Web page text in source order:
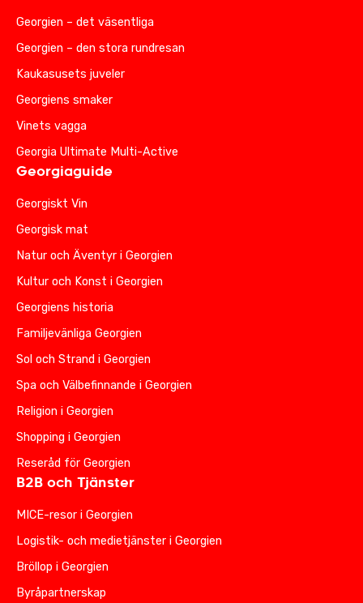
Georgien – det väsentliga
Georgien – den stora rundresan
Kaukasusets juveler
Georgiens smaker
Vinets vagga
Georgia Ultimate Multi-Active
Georgiaguide
Georgiskt Vin
Georgisk mat
Natur och Äventyr i Georgien
Kultur och Konst i Georgien
Georgiens historia
Familjevänliga Georgien
Sol och Strand i Georgien
Spa och Välbefinnande i Georgien
Religion i Georgien
Shopping i Georgien
Reseråd för Georgien
B2B och Tjänster
MICE-resor i Georgien
Logistik- och medietjänster i Georgien
Bröllop i Georgien
Byråpartnerskap